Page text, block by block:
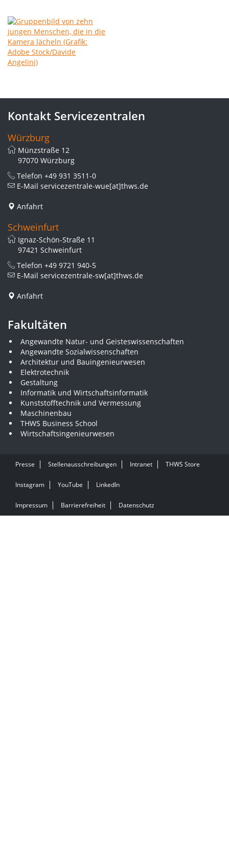
Kontakt Servicezentralen
Würzburg
Münzstraße 12
97070 Würzburg
Telefon +49 931 3511-0
E-Mail servicezentrale-wue[at]thws.de
Anfahrt
Schweinfurt
Ignaz-Schön-Straße 11
97421 Schweinfurt
Telefon +49 9721 940-5
E-Mail servicezentrale-sw[at]thws.de
Anfahrt
Fakultäten
Angewandte Natur- und Geisteswissenschaften
Angewandte Sozialwissenschaften
Architektur und Bauingenieurwesen
Elektrotechnik
Gestaltung
Informatik und Wirtschaftsinformatik
Kunststofftechnik und Vermessung
Maschinenbau
THWS Business School
Wirtschaftsingenieurwesen
Presse Stellenausschreibungen Intranet THWS Store
Instagram YouTube LinkedIn
Impressum Barrierefreiheit Datenschutz